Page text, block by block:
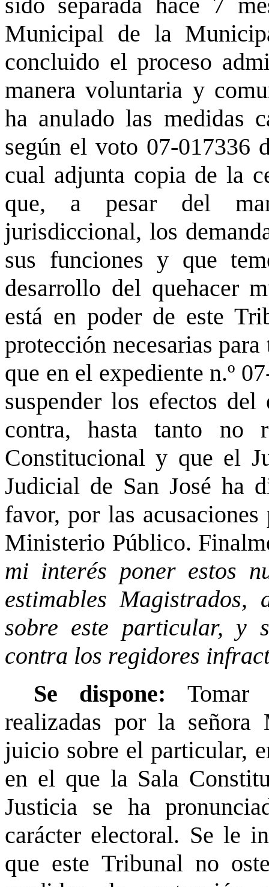
sido separada hace 7
Municipal de la
concluido el proceso
manera voluntaria y
ha anulado las medidas
según el voto 07-017336
cual adjunta copia de la
que, a pesar del
jurisdiccional, los
sus funciones y que
desarrollo del quehacer
está en poder de este
protección necesarias
que en el expediente n.º
suspender los efectos
contra, hasta tanto no
Constitucional y que el
Judicial de San José ha
favor, por las
Ministerio Público.
mi interés poner estos
estimables
sobre este particular, y
contra los regidores
Se dispone: Tomar
realizadas por la
juicio sobre el particular,
en el que la Sala
Justicia se ha
carácter electoral. Se le
que este Tribunal no